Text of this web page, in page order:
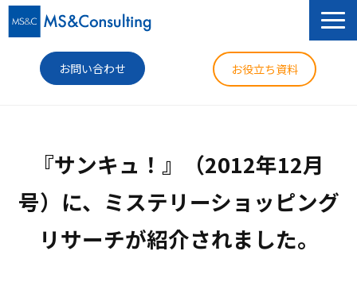
お問い合わせ お役立ち資料
セミナー
導入事例
コラム
『サンキュ！』（2012年12月
号）に、ミステリーショッピング
リサーチが紹介されました。